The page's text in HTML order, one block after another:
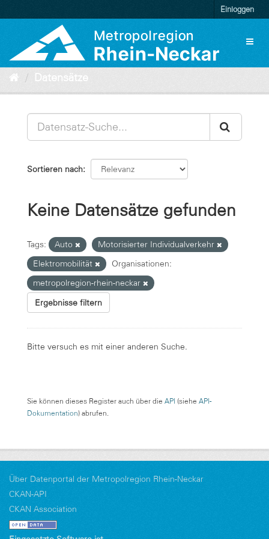
zum
Einloggen
Datensätze
Sortieren nach
Keine Datensätze gefunden
Tags: Auto
Motorisierter Individualverkehr
Elektromobilität
Organisationen:
metropolregion-rhein-neckar
Ergebnisse filtern
Bitte versuch es mit einer anderen Suche.
Sie können dieses Register auch über die API (siehe API-
Dokumentation) abrufen.
Über Datenportal der Metropolregion Rhein-Neckar
CKAN-API
CKAN Association